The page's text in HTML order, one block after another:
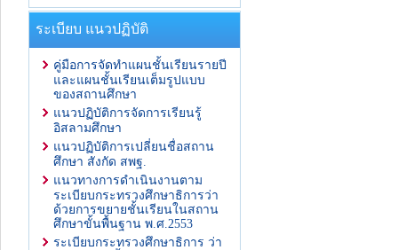
ระเบียบ แนวปฏิบัติ
คู่มือการจัดทำแผนชั้นเรียนรายปี
และแผนชั้นเรียนเต็มรูปแบบ
ของสถานศึกษา
แนวปฏิบัติการจัดการเรียนรู้
อิสลามศึกษา
แนวปฏิบัติการเปลี่ยนชื่อสถาน
ศึกษา สังกัด สพฐ.
แนวทางการดำเนินงานตาม
ระเบียบกระทรวงศึกษาธิการว่า
ด้วยการขยายชั้นเรียนในสถาน
ศึกษาขั้นพื้นฐาน พ.ศ.2553
ระเบียบกระทรวงศึกษาธิการ ว่า